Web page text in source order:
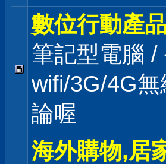
數位行動產
筆記型電腦 /
wifi/3G/4G
論喔
海外購物,居